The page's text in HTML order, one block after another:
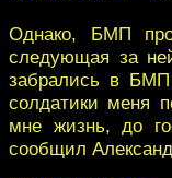
Однако, БМП
следующая за
забрались в
солдатики меня
мне жизнь, до
сообщил